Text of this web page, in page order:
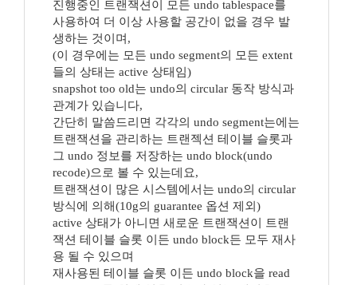
진행중인 트랜잭션이 모든 undo tablespace를
사용하여 더 이상 사용할 공간이 없을 경우 발
생하는 것이며,
(이 경우에는 모든 undo segment의 모든 extent
들의 상태는 active 상태임)
snapshot too old는 undo의 circular 동작 방식과
관계가 있습니다,
간단히 말씀드리면 각각의 undo segment는에는
트랜잭션을 관리하는 트랜젝션 테이블 슬롯과
그 undo 정보를 저장하는 undo block(undo
recode)으로 볼 수 있는데요,
트랜잭션이 많은 시스템에서는 undo의 circular
방식에 의해(10g의 guarantee 옵션 제외)
active 상태가 아니면 새로운 트랜잭션이 트랜
잭션 테이블 슬롯 이든 undo block든 모두 재사
용 될 수 있으며
재사용된 테이블 슬롯 이든 undo block을 read